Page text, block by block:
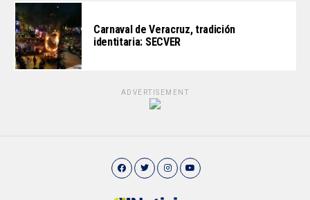
Carnaval de Veracruz, tradición
identitaria: SECVER
ADVERTISEMENT